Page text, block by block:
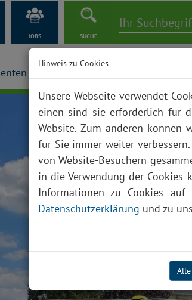
JOBS SUCHE
+ Besucher
Hinweis zu Cookies
Unsere Webseite verwendet
einen sind sie erforderlich für
Website. Zum anderen können
für Sie immer weiter
von Website-Besuchern
in die Verwendung der Cookies
Informationen zu Cookies
Datenschutzerklärung und zu